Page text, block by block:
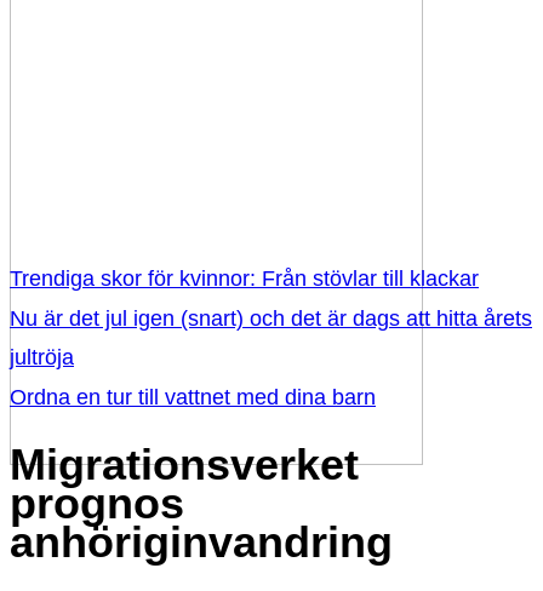
Trendiga skor för kvinnor: Från stövlar till klackar
Nu är det jul igen (snart) och det är dags att hitta årets
jultröja
Ordna en tur till vattnet med dina barn
Migrationsverket
prognos
anhöriginvandring